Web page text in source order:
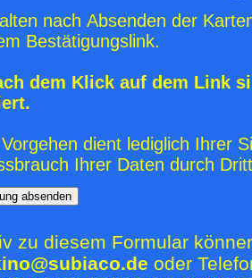
nach Absenden der
Bestätigungslink.
dem Klick auf dem Link
dient lediglich Ihrer
Ihrer Daten durch
zu diesem Formular
oder